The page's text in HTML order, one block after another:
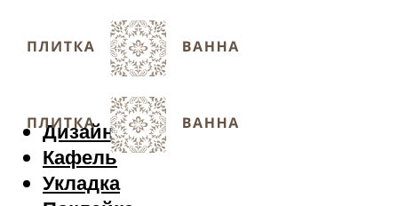
Дизайн
Кафель
Укладка